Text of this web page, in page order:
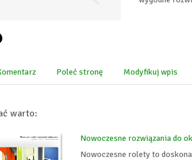
Poleć stronę Modyfikuj wpis
warto:
Nowoczesne rozwiązania do
Nowoczesne rolety to